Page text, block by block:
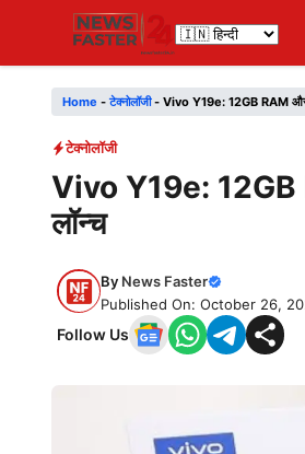
content
Home -टेक्नोलॉजी- Vivo Y19e: 12GB RAM और
टेक्नोलॉजी
Vivo Y19e: 12GB
लॉन्च
By News Faster
Published On: October 26,
Follow Us